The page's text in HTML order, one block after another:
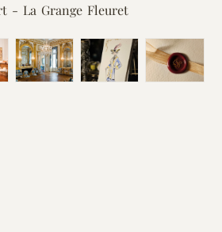
- La Grange Fleuret